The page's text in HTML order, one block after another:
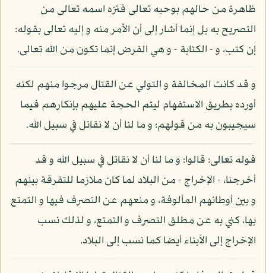
ظاهرة من حالهم بوحيه تعالى فنزه اسمه تعالى من
التصريح به بل إنما أشار إلى أن الأمر منه و إليه تعالى بقوله:
إن كتب، و - الكتابة - و هي الفرض إنما تكون من الله تعالى.
و قد كانت المخالفة و التولي عن القتال مرجوا منهم لكنه
أورده بطريق الاستفهام ليتم الحجة عليهم بإنكارهم فيما
سيجيبون به من قولهم: و ما لنا أن لا نقاتل في سبيل الله.
قوله تعالى: قالوا: و ما لنا أن لا نقاتل في سبيل الله و قد
أخرجنا، - الإخراج - من البلاد لما كان ملازما للتفرقة بينهم
و بين أوطانهم المألوفة، و منعهم عن التصرف فيها و التمتع
بها، كني به عن مطلق التصرف و التمتع، و لذلك نسب
الإخراج إلى الأبناء أيضا كما نسب إلى البلاد.